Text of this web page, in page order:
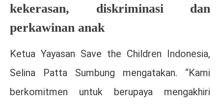
kekerasan, diskriminasi dan
perkawinan anak
Ketua Yayasan Save the Children Indonesia,
Selina Patta Sumbung mengatakan. “Kami
berkomitmen untuk berupaya mengakhiri